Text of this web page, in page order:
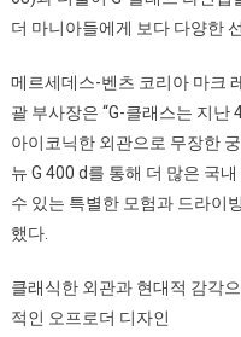
더 마니아들에게 보다 다양한
메르세데스-벤츠 코리아 마크
괄 부사장은 “G-클래스는 지
아이코닉한 외관으로 무장한
뉴 G 400 d를 통해 더 많은 국
수 있는 특별한 모험과 드라이
했다.
클래식한 외관과 현대적 감각
적인 오프로더 디자인